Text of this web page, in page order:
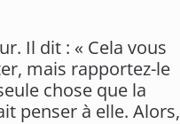
Il dit : « Cela vous
mais rapportez-le
chose que la
penser à elle. Alors,